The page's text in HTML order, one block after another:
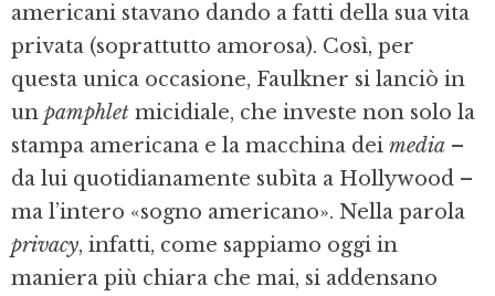
americani stavano dando a fatti della sua vita
privata (soprattutto amorosa). Così, per
questa unica occasione, Faulkner si lanciò in
un pamphlet micidiale, che investe non solo la
stampa americana e la macchina dei media –
da lui quotidianamente subìta a Hollywood –
ma l’intero «sogno americano». Nella parola
privacy, infatti, come sappiamo oggi in
maniera più chiara che mai, si addensano